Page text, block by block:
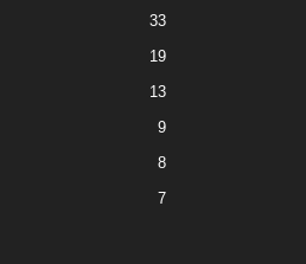
33
19
13
9
8
7